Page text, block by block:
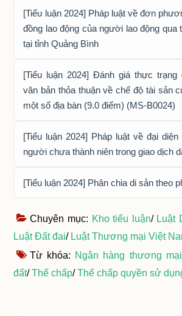
[Tiểu luận 2024] Pháp luật về đơn
đồng lao động của người lao động qua
tại tỉnh Quảng Bình
[Tiểu luận 2024] Đánh giá thực trạng
văn bản thỏa thuận về chế độ tài sản
một số địa bàn (9.0 điểm) (MS-B0024)
[Tiểu luận 2024] Pháp luật về đại
người chưa thành niên trong giao dịch
[Tiểu luận 2024] Phân chia di sản theo
Chuyên mục: Kho tiểu luận/ Luật
Luật Đất đai/ Luật Thương mại Việt
Từ khóa: Ngân hàng thương mại
đất/Thế chấp/Thế chấp quyền sử